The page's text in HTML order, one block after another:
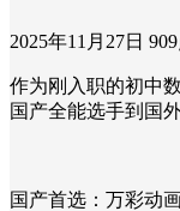
2025年11月27日
作为刚入职的初中
国产全能选手到国
国产首选：万彩动